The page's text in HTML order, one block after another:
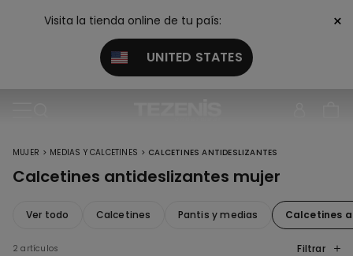
Visita la tienda online de tu país:
UNITED STATES
×
MUJER > MEDIAS Y CALCETINES > CALCETINES ANTIDESLIZANTES
Calcetines antideslizantes mujer
Ver todo Calcetines Pantis y medias Calcetines
2 artículos Filtrar